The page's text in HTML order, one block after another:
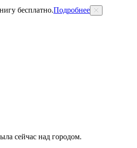
бесплатно.Подробнее
сейчас над городом.